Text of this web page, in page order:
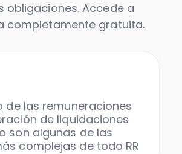
obligaciones. Accede a
completamente gratuita.
de las remuneraciones
de liquidaciones
son algunas de las
complejas de todo RR